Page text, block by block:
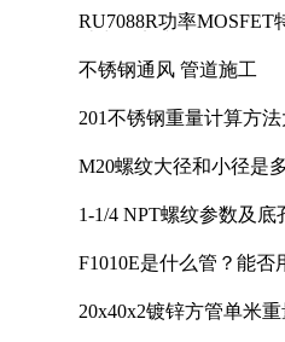
RU7088R功率
不锈钢通风 管道施工
201不锈钢重量计算方法
M20螺纹大径和小径是
1-1/4 NPT螺纹参数及底
F1010E是什么管？能否
20x40x2镀锌方管单米